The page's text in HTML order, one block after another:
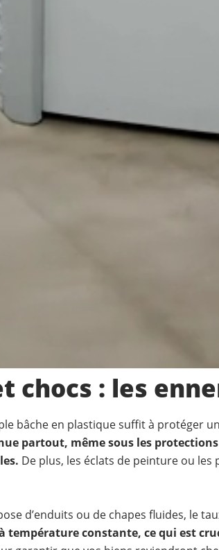
chocs : les
bâche en plastique suffit à protéger
partout, même sous les
De plus, les éclats de peinture ou
d’enduits ou de chapes fluides, le
constante, ce qui est